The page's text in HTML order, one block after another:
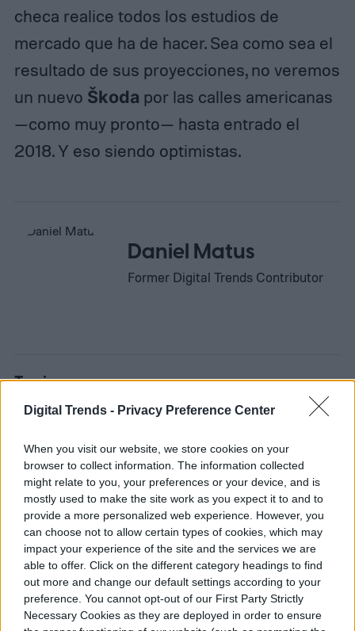
Digital Trends - Privacy Preference Center
When you visit our website, we store cookies on your
browser to collect information. The information collected
might relate to you, your preferences or your device, and is
mostly used to make the site work as you expect it to and to
provide a more personalized web experience. However, you
can choose not to allow certain types of cookies, which may
impact your experience of the site and the services we are
able to offer. Click on the different category headings to find
out more and change our default settings according to your
preference. You cannot opt-out of our First Party Strictly
Necessary Cookies as they are deployed in order to ensure
checa realice todos los estudios de
mercado que ha de hacer. Sea como sea el
resultado de sus proyecciones, no veremos
un nuevo Škoda por las calles americanas
—como muy pronto— hasta entrado el
2018. Y eso siendo optimistas.
Daniel Matus
Former Digital Trends Contributor
Topics
Homepage
AUTOS
Lamborghini revive la
leyenda del Miura con un